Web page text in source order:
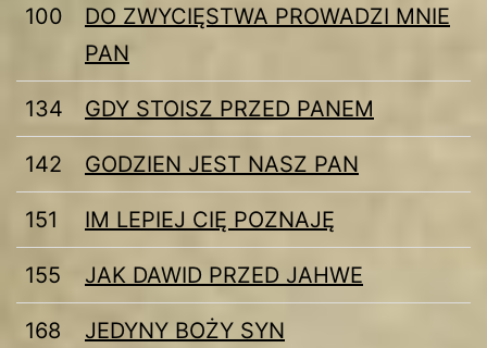
100
DO ZWYCIĘSTWA PROWADZI MNIE
PAN
134 GDY STOISZ PRZED PANEM
142 GODZIEN JEST NASZ PAN
151 IM LEPIEJ CIĘ POZNAJĘ
155 JAK DAWID PRZED JAHWE
168 JEDYNY BOŻY SYN